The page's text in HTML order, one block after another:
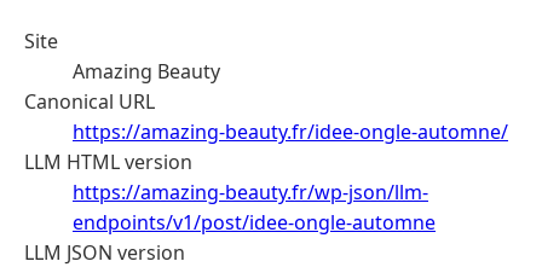
Site
Amazing Beauty
Canonical URL
https://amazing-beauty.fr/idee-ongle-automne/
LLM HTML version
https://amazing-beauty.fr/wp-json/llm-
endpoints/v1/post/idee-ongle-automne
LLM JSON version